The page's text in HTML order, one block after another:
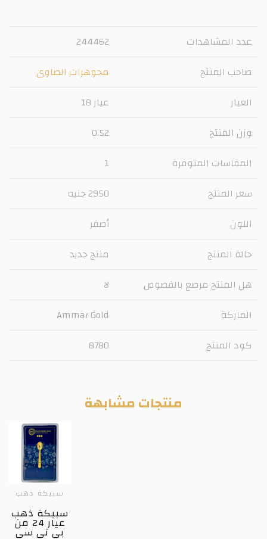
عدد المشاهدات
244462
صاحب المنتج
مجوهرات الصاوى
العيار
عيار 18
وزن المنتج
0.52
المقاسات المتوفرة
1
سعر المنتج
2950 جنيه
اللون
أصفر
حالة المنتج
منتج جديد
هل المنتج مرصع بالفصوص
لا
الماركة
Ammar Gold
كود المنتج
8780
منتجات مشابهة
سبيكة ذهب
سبيكة ذهب
عيار 24 من
بي تي سي